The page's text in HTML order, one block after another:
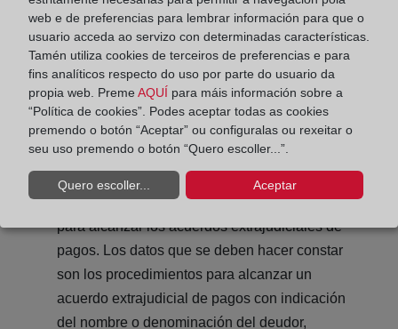
información ha de hacerse por parte de los
registradores por procedimientos telemáticos
con firma electrónica.
Acuerdos extrajudicialesLa sección tercera
contiene la información precisa sobre la
iniciación y finalización de los procedimientos
para alcanzar los acuerdos extrajudiciales de
pagos. Los datos que se deben hacer constar
son los procedimientos para alcanzar un
acuerdo extrajudicial de pagos con indicación
del nombre o denominación del deudor,
web e de preferencias para lembrar información para que o
usuario acceda ao servizo con determinadas características.
Tamén utiliza cookies de terceiros de preferencias e para
fins analíticos respecto do uso por parte do usuario da
propia web. Preme AQUÍ para máis información sobre a
“Política de cookies”. Podes aceptar todas as cookies
premendo o botón “Aceptar” ou configuralas ou rexeitar o
seu uso premendo o botón “Quero escoller...”.
Quero escoller... Aceptar